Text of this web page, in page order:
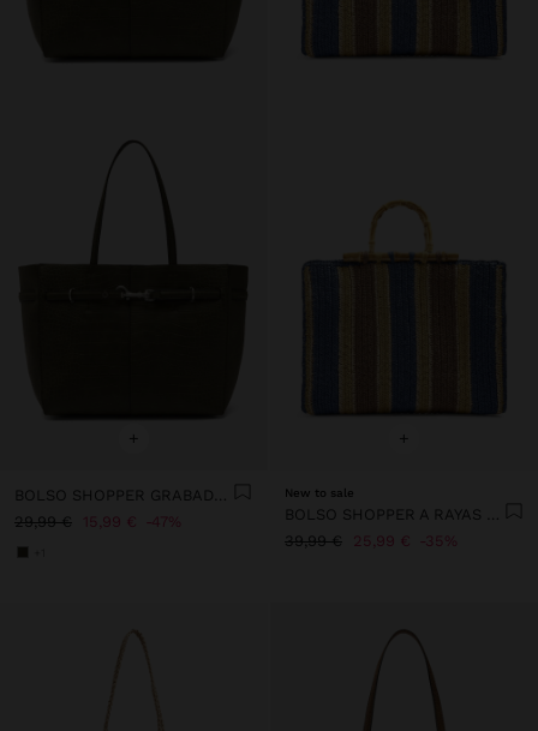
+
BOLSO SHOPPER GRABADO ANIMAL
29,99 €
15,99 € 47%
+
New to sale
BOLSO SHOPPER A RAYAS EFECTO RAFIA CON BAMBÚ
39,99 €
25,99 € 35%